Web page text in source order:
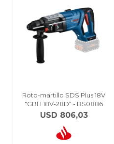
Roto-martillo SDS Plus 18V
"GBH 18V-28D" - BS0886
USD 806,03